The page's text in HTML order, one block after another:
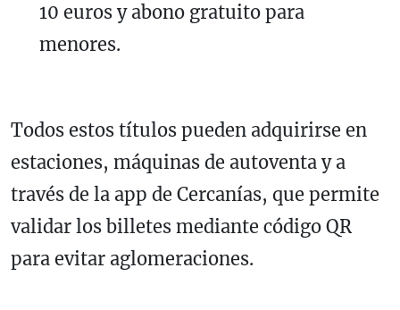
10 euros y abono gratuito para
menores.
Todos estos títulos pueden adquirirse en
estaciones, máquinas de autoventa y a
través de la app de Cercanías, que permite
validar los billetes mediante código QR
para evitar aglomeraciones.